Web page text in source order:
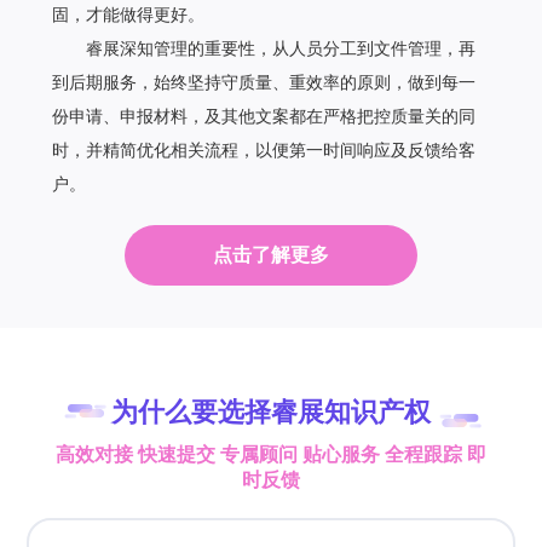
固，才能做得更好。
睿展深知管理的重要性，从人员分工到文件管理，再
到后期服务，始终坚持守质量、重效率的原则，做到每一
份申请、申报材料，及其他文案都在严格把控质量关的同
时，并精简优化相关流程，以便第一时间响应及反馈给客
户。
点击了解更多
为什么要选择睿展知识产权
高效对接 快速提交 专属顾问 贴心服务 全程跟踪 即
时反馈